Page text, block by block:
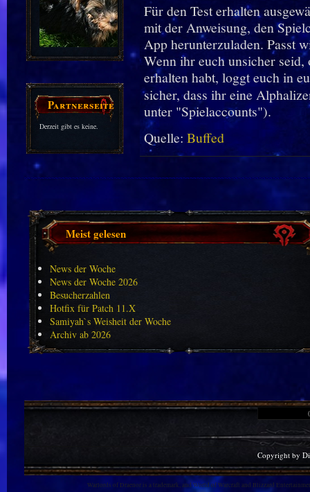
Partnerseiten
Derzeit gibt es keine.
Für den Test erhalten
mit der Anweisung, den
App herunterzuladen. Passt
Wenn ihr euch unsicher
erhalten habt, loggt euch in
sicher, dass ihr eine
unter "Spielaccounts").
Quelle: Buffed
Meist gelesen
News der Woche
News der Woche 2026
Besucherzahlen
Hotfix für Patch 11.X
Samiyah`s Weisheit der Woche
Archiv ab 2026
Copyright by
Warlords of Draenor is a trademark, and World of Warcraft and Blizzard